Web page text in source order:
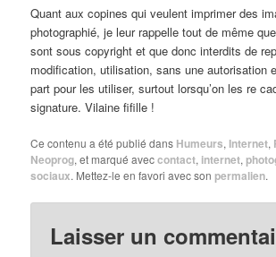
Quant aux copines qui veulent imprimer des
photographié, je leur rappelle tout de même
sont sous copyright et que donc interdits de
modification, utilisation, sans une autorisation
part pour les utiliser, surtout lorsqu’on les re
signature. Vilaine fifille !
Ce contenu a été publié dans Humeurs, Internet,
Neoprog, et marqué aveccontact, internet,
sociaux. Mettez-le en favori avec son permalien.
Laisser un